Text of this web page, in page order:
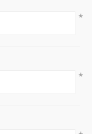
*
*